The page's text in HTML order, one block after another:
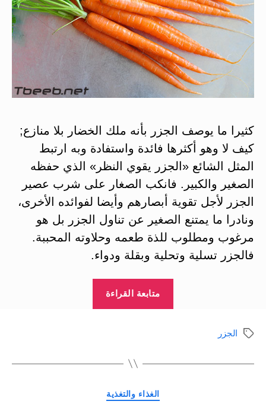
كثيرا ما يوصف الجزر بأنه ملك الخضار بلا منازع;
كيف لا وهو أكثرها فائدة واستفادة وبه ارتبط
المثل الشائع «الجزر يقوي النظر» الذي حفظه
الصغير والكبير. فانكب الصغار على شرب عصير
الجزر لأجل تقوية أبصارهم وأيضا لفوائده الأخرى،
ونادرا ما يمتنع الصغير عن تناول الجزر بل هو
مرغوب ومطلوب للذة طعمه وحلاوته المحببة.
فالجزر تسلية وتحلية وبقلة ودواء.
متابعة القراءة
الوسومالجزر
التصنيفات
الغذاء والتغذية